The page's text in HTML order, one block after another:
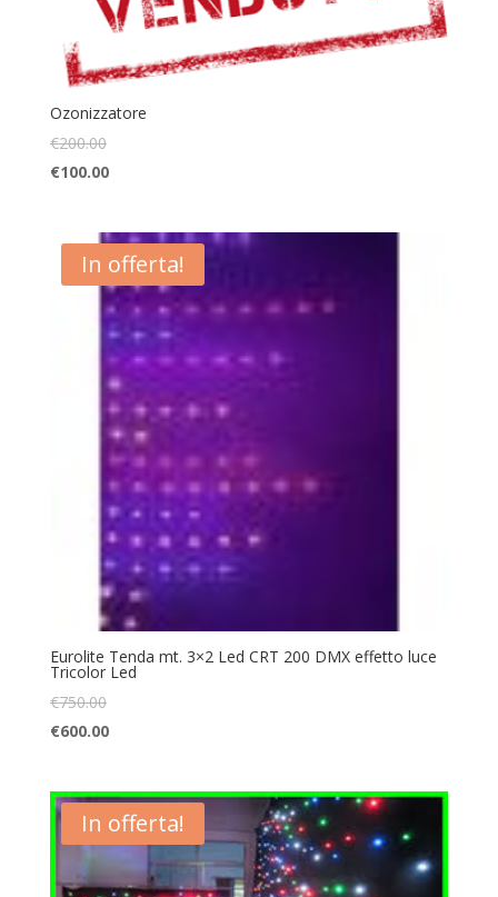
Ozonizzatore
€200.00
€100.00
In offerta!
Eurolite Tenda mt. 3×2 Led CRT 200 DMX effetto luce
Tricolor Led
€750.00
€600.00
In offerta!